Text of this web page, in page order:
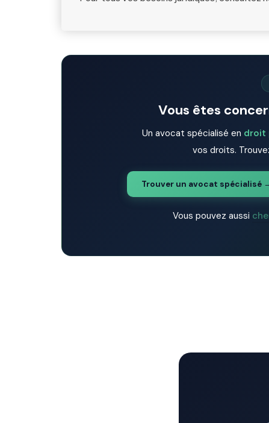
Vous êtes
Un avocat spécialisé en droit
vos droits.
Trouver un avocat spécialisé
Vous pouvez aussi